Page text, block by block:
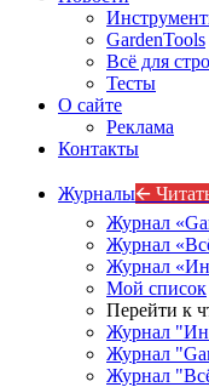
GardenTools
Всё для
Тесты
О сайте
Реклама
Контакты
Журналы🡨
Журнал
Журнал
Журнал
Мой список
Перейти к
Журнал
Журнал
Журнал